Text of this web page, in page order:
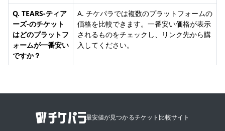
Q. TEARS-ティア
ーズ-のチケット
はどのプラットフ
ォームが一番安い
ですか？
A. チケパラでは複数のプラットフォームの
価格を比較できます。一番安い価格が表示
されるものをチェックし、リンク先から購
入してください。
最安値が見つかるチケット比較サイト